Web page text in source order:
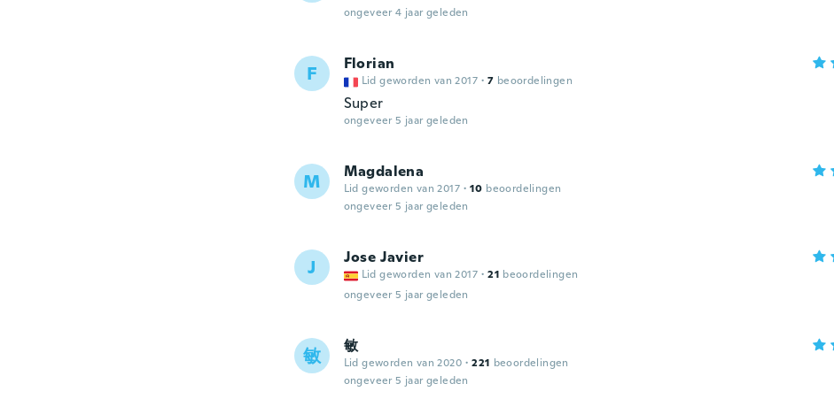
ongeveer 4 jaar geleden
F Florian
Lid geworden van 2017 · 7 beoordelingen
Super
ongeveer 5 jaar geleden
M Magdalena
Lid geworden van 2017 · 10 beoordelingen
ongeveer 5 jaar geleden
J Jose Javier
Lid geworden van 2017 · 21 beoordelingen
ongeveer 5 jaar geleden
敏 敏
Lid geworden van 2020 · 221 beoordelingen
ongeveer 5 jaar geleden